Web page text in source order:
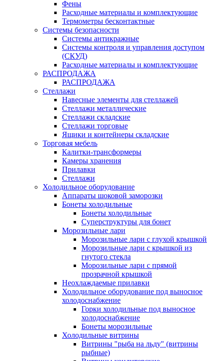
Фены
Расходные материалы и комплектующие
Термометры бесконтактные
Системы безопасности
Системы антикражные
Системы контроля и управления доступом
(СКУД)
Расходные материалы и комплектующие
РАСПРОДАЖА
РАСПРОДАЖА
Стеллажи
Навесные элементы для стеллажей
Стеллажи металлические
Стеллажи складские
Стеллажи торговые
Ящики и контейнеры складские
Торговая мебель
Калитки-трансформеры
Камеры хранения
Прилавки
Стеллажи
Холодильное оборудование
Аппараты шоковой заморозки
Бонеты холодильные
Бонеты холодильные
Суперструктуры для бонет
Морозильные лари
Морозильные лари с глухой крышкой
Морозильные лари с крышкой из
гнутого стекла
Морозильные лари с прямой
прозрачной крышкой
Неохлаждаемые прилавки
Холодильное оборудование под выносное
холодоснабжение
Горки холодильные под выносное
холодоснабжение
Бонеты морозильные
Холодильные витрины
Витрины "рыба на льду" (витрины
рыбные)